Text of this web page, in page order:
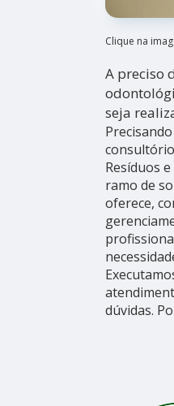
Clique na
A preciso
seja
Resíduos
ramo de
oferece,
dúvidas.